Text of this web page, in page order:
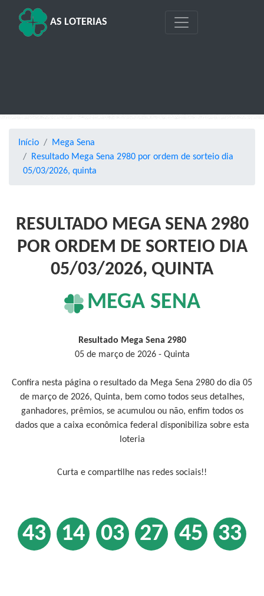
AS LOTERIAS
Início
Mega Sena
Resultado Mega Sena 2980 por ordem de sorteio dia
05/03/2026, quinta
RESULTADO MEGA SENA 2980
POR ORDEM DE SORTEIO DIA
05/03/2026, QUINTA
MEGA SENA
Resultado Mega Sena 2980
05 de março de 2026 - Quinta
Confira nesta página o resultado da Mega Sena 2980 do dia 05
de março de 2026, Quinta, bem como todos seus detalhes,
ganhadores, prêmios, se acumulou ou não, enfim todos os
dados que a caixa econômica federal disponibiliza sobre esta
loteria
Curta e compartilhe nas redes sociais!!
43 14 03 27 45 33